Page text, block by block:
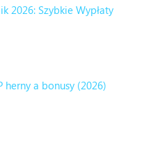
2026: Szybkie Wypłaty
herny a bonusy (2026)